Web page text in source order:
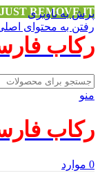
پرش به ناوبری
رفتن به محتوای
REMOVE IT…
رکاب
منو
رکاب
0 موارد